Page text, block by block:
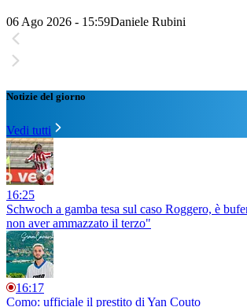
06 Ago 2026 - 15:59Daniele Rubini
Notizie del giorno
Vedi tutti
16:25
Schwoch a gamba tesa sul caso Roggero, è
non aver ammazzato il terzo"
16:17
Como: ufficiale il prestito di Yan Couto